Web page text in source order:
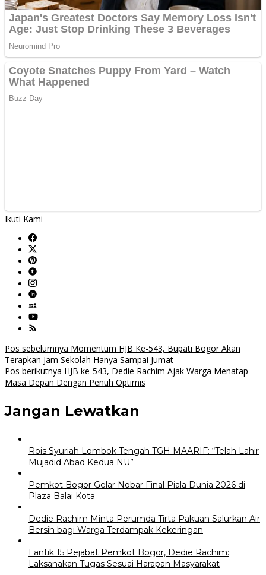
Ikuti Kami
Navigasi
pos
Pos sebelumnya Momentum HJB Ke-543, Bupati Bogor Akan
Terapkan Jam Sekolah Hanya Sampai Jumat
Pos berikutnya HJB ke-543, Dedie Rachim Ajak Warga Menatap
Masa Depan Dengan Penuh Optimis
Jangan Lewatkan
Rois Syuriah Lombok Tengah TGH MAARIF: “Telah Lahir
Mujadid Abad Kedua NU”
Pemkot Bogor Gelar Nobar Final Piala Dunia 2026 di
Plaza Balai Kota
Dedie Rachim Minta Perumda Tirta Pakuan Salurkan Air
Bersih bagi Warga Terdampak Kekeringan
Lantik 15 Pejabat Pemkot Bogor, Dedie Rachim:
Laksanakan Tugas Sesuai Harapan Masyarakat